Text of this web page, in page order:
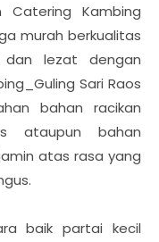
Catering Kambing
murah berkualitas
dan lezat dengan
Sari Raos
bahan racikan
ataupun bahan
atas rasa yang
baik partai kecil